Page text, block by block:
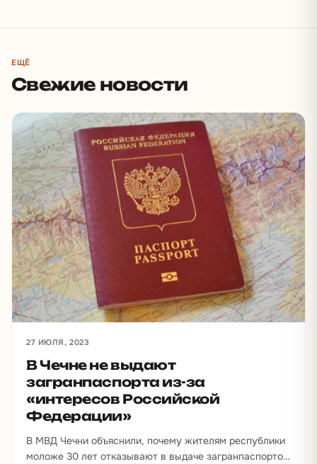
ЕЩЁ
Свежие новости
27 ИЮЛЯ, 2023
В Чечне не выдают
загранпаспорта из-за
«интересов Российской
Федерации»
В МВД Чечни объяснили, почему жителям республики
моложе 30 лет отказывают в выдаче загранпаспортов